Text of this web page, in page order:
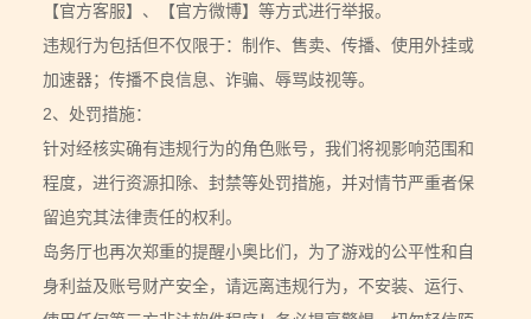
【官方客服】、【官方微博】等方式进行举报。
违规行为包括但不仅限于：制作、售卖、传播、使用外挂或
加速器；传播不良信息、诈骗、辱骂歧视等。
2、处罚措施：
针对经核实确有违规行为的角色账号，我们将视影响范围和
程度，进行资源扣除、封禁等处罚措施，并对情节严重者保
留追究其法律责任的权利。
岛务厅也再次郑重的提醒小奥比们，为了游戏的公平性和自
身利益及账号财产安全，请远离违规行为，不安装、运行、